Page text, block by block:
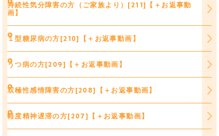
持続性気分障害の方（ご家族より）[211]【＋お返事動
画】
１型糖尿病の方[210]【＋お返事動画】
うつ病の方[209]【＋お返事動画】
双極性感情障害の方[208]【＋お返事動画】
軽度精神遅滞の方[207]【＋お返事動画】